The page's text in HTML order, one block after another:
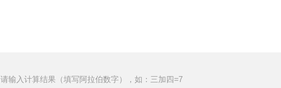
请输入计算结果（填写阿拉伯数字），如：三加四=7